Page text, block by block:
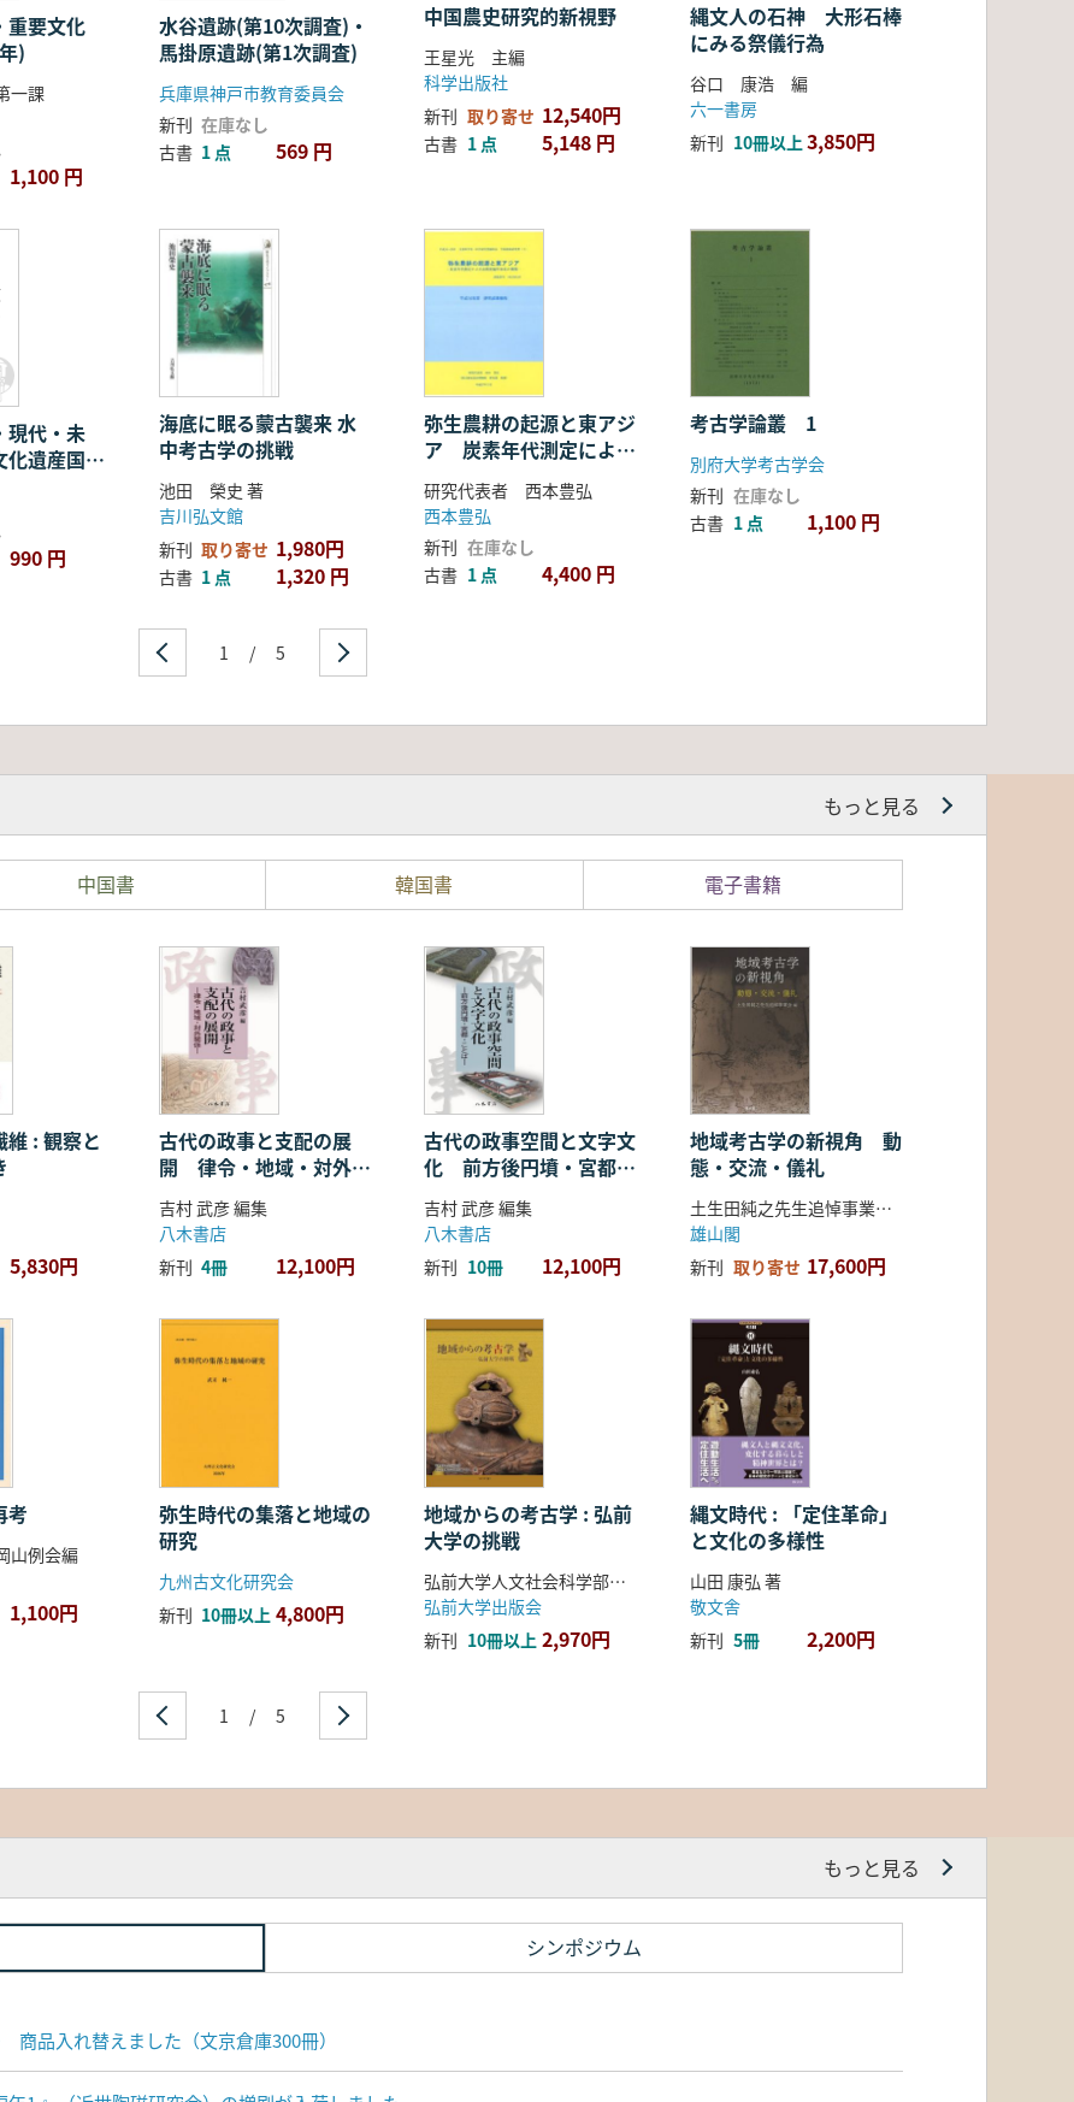
重要文化
)
一課
1,100 円
水谷遺跡(第10次調査)・
馬掛原遺跡(第1次調査)
兵庫県神戸市教育委員会
新刊 在庫なし
古書 1 点 569 円
中国農史研究的新視野
王星光 主編
科学出版社
新刊 取り寄せ 12,540円
古書 1 点 5,148 円
縄文人の石神 大形石棒
にみる祭儀行為
谷口 康浩 編
六一書房
新刊 10冊以上3,850円
現代・未
遺産国際
990 円
海底に眠る蒙古襲来 水
中考古学の挑戦
池田 榮史 著
吉川弘文館
新刊 取り寄せ 1,980円
古書 1 点 1,320 円
弥生農耕の起源と東アジ
ア 炭素年代測定による
高精度編年体系の構築
研究代表者 西本豊弘
西本豊弘
新刊 在庫なし
古書 1 点 4,400 円
考古学論叢 1
別府大学考古学会
新刊 在庫なし
古書 1 点 1,100 円
1 / 5
もっと見る
中国書 韓国書 電子書籍
: 観察と
5,830円
古代の政事と支配の展
開 律令・地域・対外関
係
吉村 武彦 編集
八木書店
新刊 4冊 12,100円
古代の政事空間と文字文
化 前方後円墳・宮都・
ことば
吉村 武彦 編集
八木書店
新刊 10冊 12,100円
地域考古学の新視角 動
態・交流・儀礼
土生田純之先生追悼事業会 編
雄山閣
新刊 取り寄せ 17,600円
考
山例会編
1,100円
弥生時代の集落と地域の
研究
九州古文化研究会
新刊 10冊以上 4,800円
地域からの考古学 : 弘前
大学の挑戦
弘前大学人文社会科学部北日本考古学研究センター 編
弘前大学出版会
新刊 10冊以上 2,970円
縄文時代 : 「定住革命」
と文化の多様性
山田 康弘 著
敬文舎
新刊 5冊 2,200円
1 / 5
もっと見る
シンポジウム
商品入れ替えました（文京倉庫300冊）